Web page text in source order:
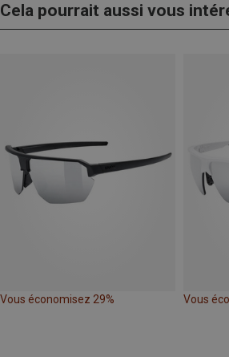
Cela pourrait aussi vous
Vous économisez 29% Vous